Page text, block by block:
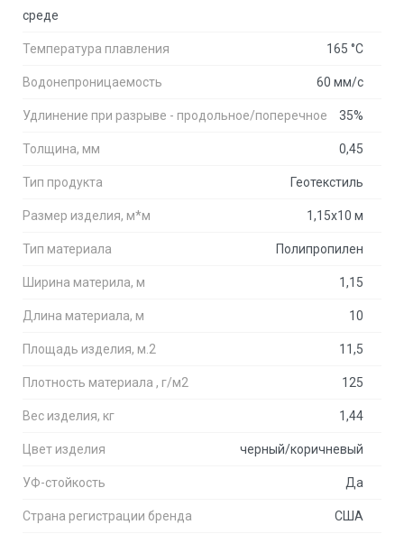
среде
Температура плавления 165 °C
Водонепроницаемость 60 мм/с
Удлинение при разрыве - продольное/поперечное 35%
Толщина, мм 0,45
Тип продукта Геотекстиль
Размер изделия, м*м 1,15х10 м
Тип материала Полипропилен
Ширина материла, м 1,15
Длина материала, м 10
Площадь изделия, м.2 11,5
Плотность материала , г/м2 125
Вес изделия, кг 1,44
Цвет изделия черный/коричневый
УФ-стойкость Да
Страна регистрации бренда США